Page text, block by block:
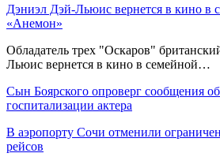
Дэниэл Дэй-Льюис вернется в кино в
«Анемон»
Обладатель трех "Оскаров"
Льюис вернется в кино в семейной…
Сын Боярского опроверг сообщения
госпитализации актера
В аэропорту Сочи отменили
рейсов